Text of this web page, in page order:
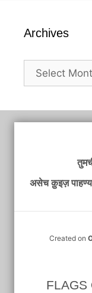
Archives
Archives
असेच क़ुइज़ पाहण्या
Created on
FLAGS